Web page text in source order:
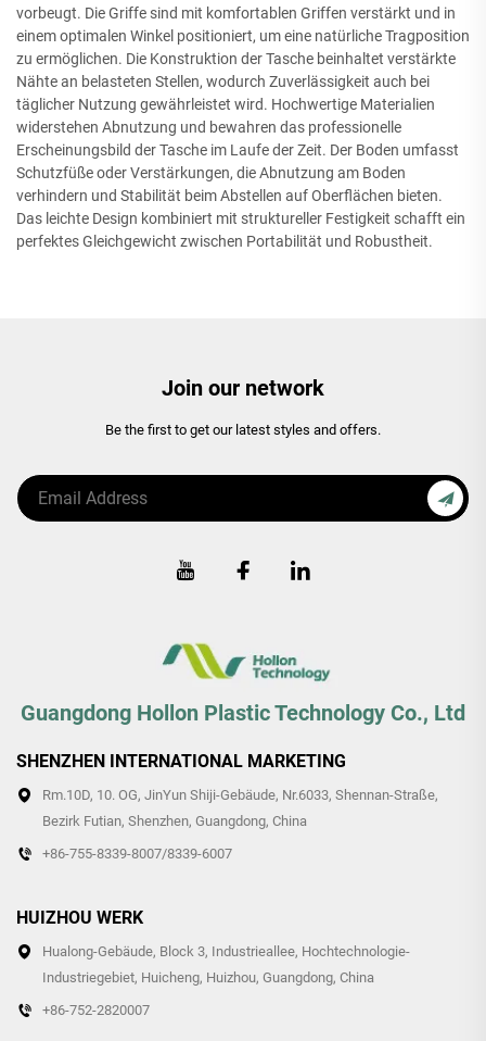
vorbeugt. Die Griffe sind mit komfortablen Griffen verstärkt und in
einem optimalen Winkel positioniert, um eine natürliche Tragposition
zu ermöglichen. Die Konstruktion der Tasche beinhaltet verstärkte
Nähte an belasteten Stellen, wodurch Zuverlässigkeit auch bei
täglicher Nutzung gewährleistet wird. Hochwertige Materialien
widerstehen Abnutzung und bewahren das professionelle
Erscheinungsbild der Tasche im Laufe der Zeit. Der Boden umfasst
Schutzfüße oder Verstärkungen, die Abnutzung am Boden
verhindern und Stabilität beim Abstellen auf Oberflächen bieten.
Das leichte Design kombiniert mit struktureller Festigkeit schafft ein
perfektes Gleichgewicht zwischen Portabilität und Robustheit.
Join our network
Be the first to get our latest styles and offers.
Guangdong Hollon Plastic Technology Co., Ltd
SHENZHEN INTERNATIONAL MARKETING
Rm.10D, 10. OG, JinYun Shiji-Gebäude, Nr.6033, Shennan-Straße,
Bezirk Futian, Shenzhen, Guangdong, China
+86-755-8339-8007/8339-6007
HUIZHOU WERK
Hualong-Gebäude, Block 3, Industrieallee, Hochtechnologie-
Industriegebiet, Huicheng, Huizhou, Guangdong, China
+86-752-2820007